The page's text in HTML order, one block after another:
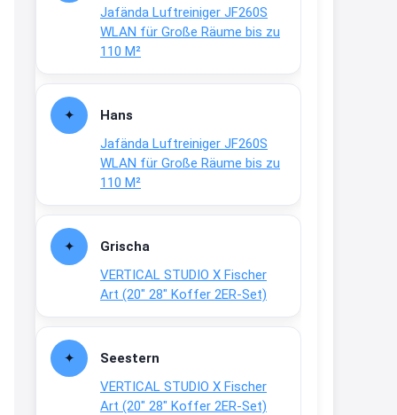
Jafända Luftreiniger JF260S
WLAN für Große Räume bis zu
110 M²
Hans
Jafända Luftreiniger JF260S
WLAN für Große Räume bis zu
110 M²
Grischa
VERTICAL STUDIO X Fischer
Art (20″ 28″ Koffer 2ER-Set)
Seestern
VERTICAL STUDIO X Fischer
Art (20″ 28″ Koffer 2ER-Set)
Joachim
Ab diesem Jahr gibt es keine
Fielmann-Blinkis mehr / wurde
www.fielmann-
group.com/blinkis...
13:44
dich zu sehen, alles gut?
15:01
An 01.08. / Sensodyne Rabatt 3€